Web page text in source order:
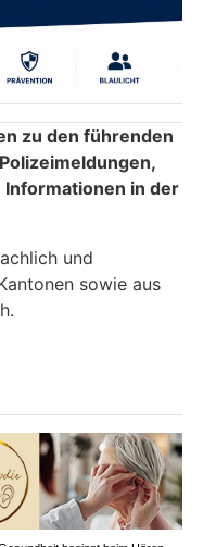
zu den führenden
in der
und
sowie aus